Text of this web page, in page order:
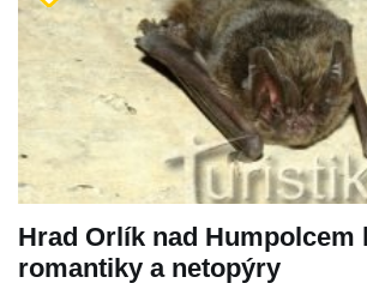
Hrad Orlík nad Humpolcem
romantiky a netopýry